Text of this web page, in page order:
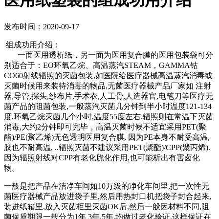
发布时间：2020-09-17
组成功用介绍：
一面医用透析纸，另一面为医用复合膜的医用包装袋可分
别适合于：EO环氧乙烷、高温蒸汽STEAM，GAMMA钴
CO60射线辐照的灭菌包装,如医院给医疗器械高温蒸汽消毒或
灭菌时候用来装待消毒的物品,无菌医疗器械产品厂家如 注射
器,导管,探头,纱布片,手术衣,人工骨,人造器官,电笔刀等医疗无
菌产品的阻菌包装,一般蒸汽灭菌几分钟到半小时温度121-134
度,环氧乙烷灭菌几个小时,温度55度左右,辐照则在常温下灭菌
消毒,大约2分钟即可完毕，高温灭菌时候不适宜采用PET(聚
酯)/PE(聚乙烯)无色透明医用复合膜, 因为PE本身不耐受高温,
胶也不耐高温, ..辐照灭菌不建议采用PET(聚酯)/CPP(聚丙烯).
因为辐照射线对CPP有老化脆化作用,也可能析出有害卤化
物。
一般是把产品在洁净车间如10万级的净化车间里,把一次性无
菌医疗器械产品放进袋子里,然后用热封口机把袋子封合起来,
装进纸箱里,放入灭菌柜里灭菌OK后,然后一般因材料不同,阻
菌保质期限一般分为1年 3年,5年,均做过老化验证,这样保证在